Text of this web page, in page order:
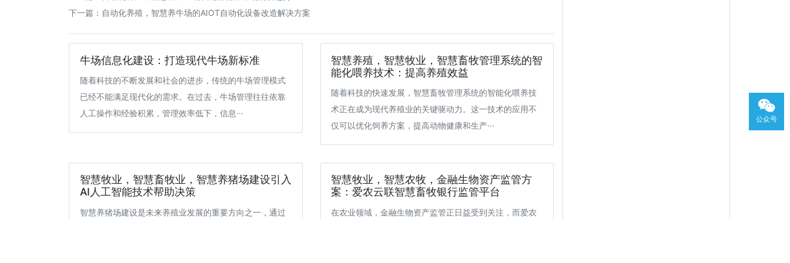
下一篇： 自动化养殖，智慧养牛场的AIOT自动化设备改造解决方案
牛场信息化建设：打造现代牛场新标准
随着科技的不断发展和社会的进步，传统的牛场管理模式
已经不能满足现代化的需求。在过去，牛场管理往往依靠
人工操作和经验积累，管理效率低下，信息···
智慧养殖，智慧牧业，智慧畜牧管理系统的智
能化喂养技术：提高养殖效益
随着科技的快速发展，智慧畜牧管理系统的智能化喂养技
术正在成为现代养殖业的关键驱动力。这一技术的应用不
仅可以优化饲养方案，提高动物健康和生产···
智慧牧业，智慧畜牧业，智慧养猪场建设引入
AI人工智能技术帮助决策
智慧养猪场建设是未来养殖业发展的重要方向之一，通过
智慧牧业，智慧农牧，金融生物资产监管方
案：爱农云联智慧畜牧银行监管平台
在农业领域，金融生物资产监管正日益受到关注，而爱农
公众号